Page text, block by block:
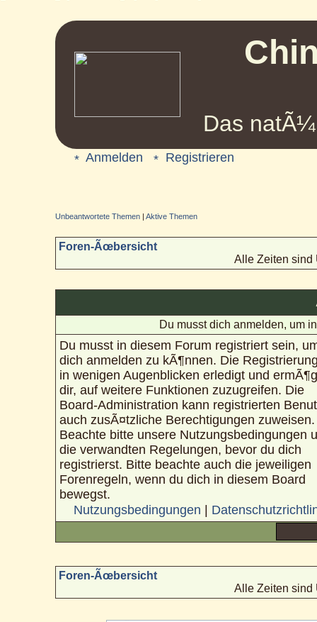
Das
Anmelden Registrieren
Unbeantwortete Themen |Aktive Themen
Foren-Ãœbersicht
Alle Zeiten sind
Du musst dich anmelden, um
Du musst in diesem Forum registriert sein,
dich anmelden zu kÃ¶nnen. Die
in wenigen Augenblicken erledigt und
dir, auf weitere Funktionen zuzugreifen. Die
Board-Administration kann registrierten
auch zusÃ¤tzliche Berechtigungen zuweisen.
Beachte bitte unsere Nutzungsbedingungen
die verwandten Regelungen, bevor du dich
registrierst. Bitte beachte auch die jeweiligen
Forenregeln, wenn du dich in diesem Board
bewegst.
Nutzungsbedingungen |
Foren-Ãœbersicht
Alle Zeiten sind